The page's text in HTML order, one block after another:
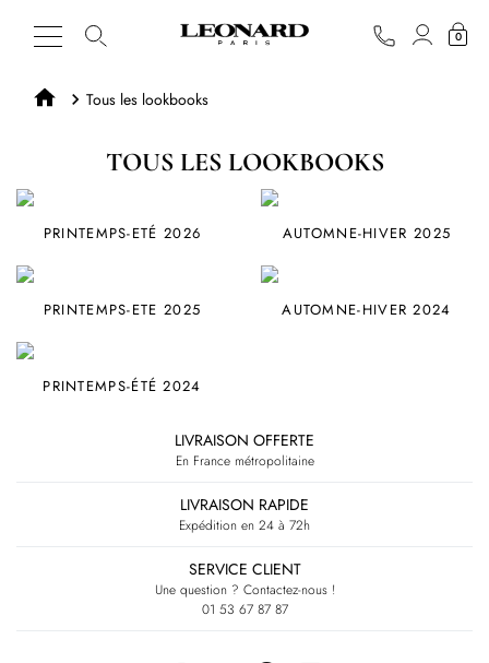
0
Tous les lookbooks
TOUS LES LOOKBOOKS
PRINTEMPS-ETÉ 2026 AUTOMNE-HIVER 2025
PRINTEMPS-ETE 2025 AUTOMNE-HIVER 2024
PRINTEMPS-ÉTÉ 2024
LIVRAISON OFFERTE
En France métropolitaine
LIVRAISON RAPIDE
Expédition en 24 à 72h
SERVICE CLIENT
Une question ? Contactez-nous !
01 53 67 87 87